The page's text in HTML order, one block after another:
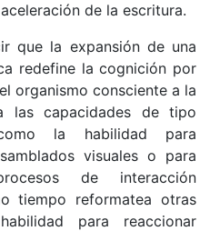
de la escritura.
que la expansión de una
redefine la cognición por
organismo consciente a la
las capacidades de tipo
la habilidad para
visuales o para
de interacción
tiempo reformatea otras
para reaccionar